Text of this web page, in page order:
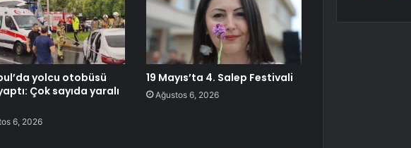
yolcu otobüsü
Çok sayıda yaralı
6, 2026
19 Mayıs’ta 4. Salep Festivali
Ağustos 6, 2026